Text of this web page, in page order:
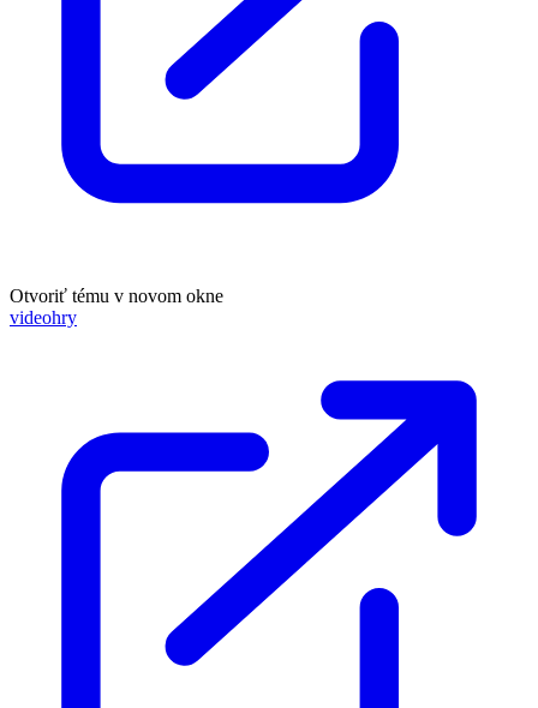
Otvoriť tému v novom okne
videohry